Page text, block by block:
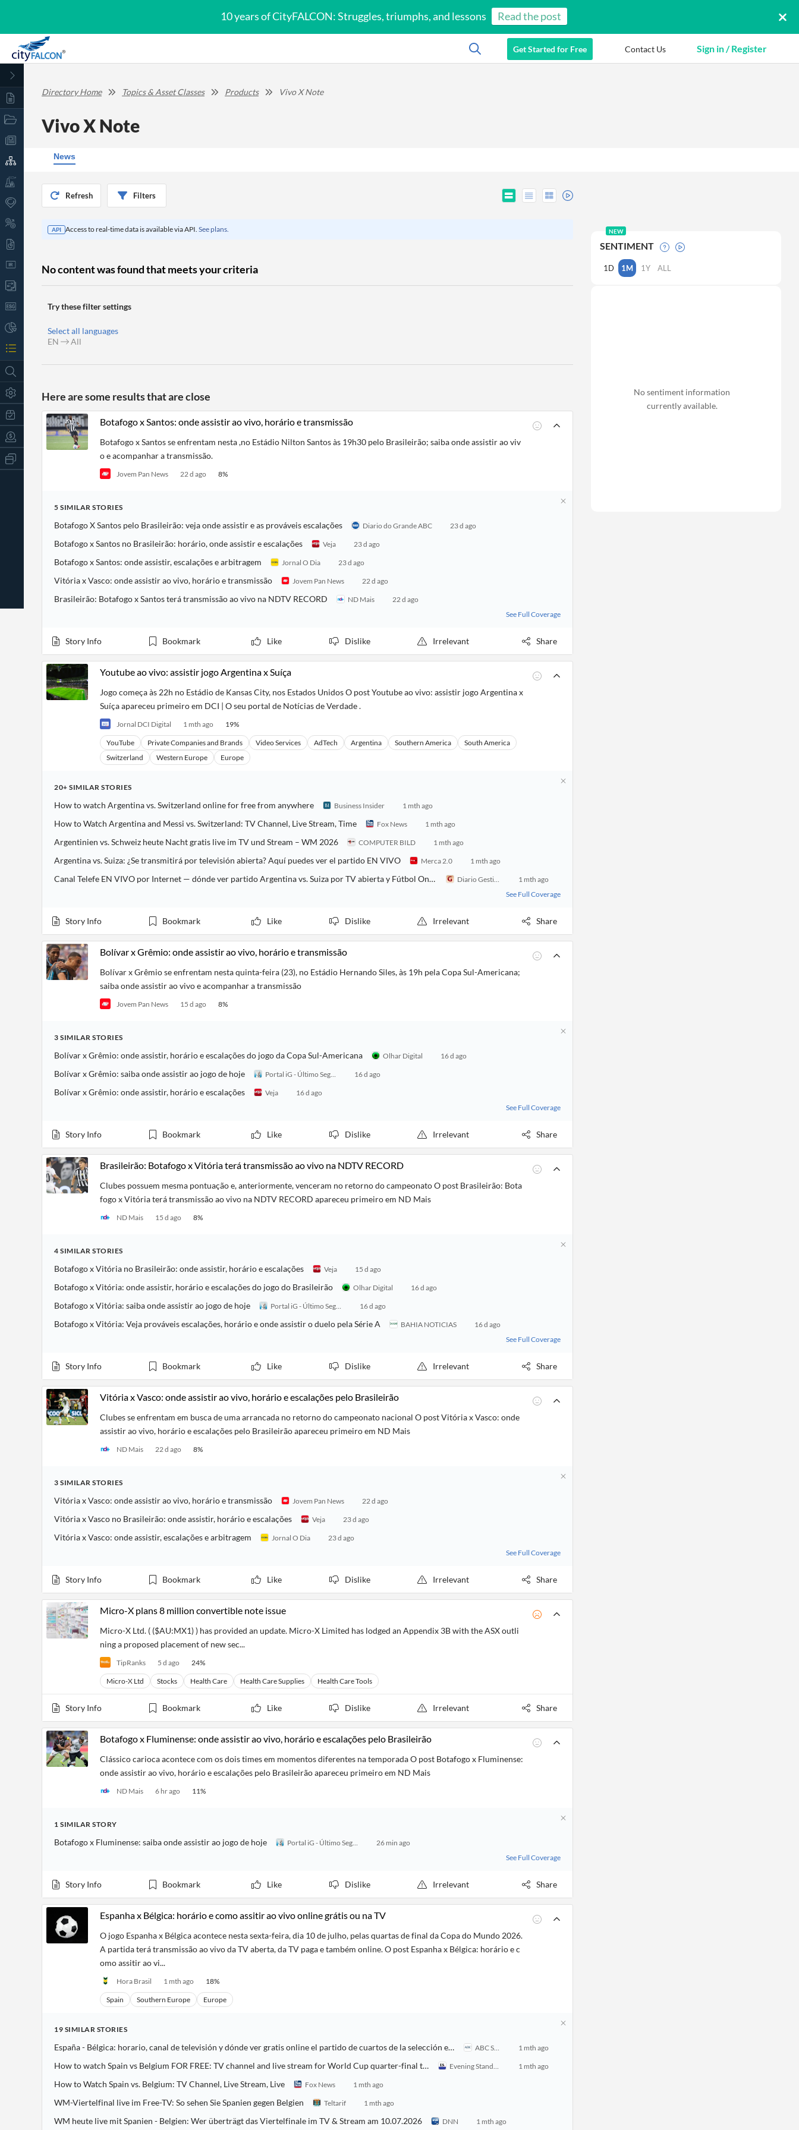
10 years of CityFALCON: Struggles, triumphs, and lessons Read the post
Get Started for Free Contact Us Sign in / Register
Retail
Traders
Daily
News
Solutions
Financial
News
Financial
Entity and
Events
Extraction
with NLP
Extract
and
Financial
MCP
Students,
Academia
Wealth
Managers,
Financial
P2P
Crowdfunding,
VC, PE
Institutional
Investors,
Treasury
Regulatory
Agencies
CityFALCON
Grouping
News
on
Charts
Key
Push
News
Insider
Official
Company
Filings
Investor
Relations
Directory Home Topics & Asset Classes Products Vivo X Note
Vivo X Note
News
Refresh Filters
API Access to real-time data is available via API. See plans.
No content was found that meets your criteria
Try these filter settings
Select all languages
EN
All
Here are some results that are close
Botafogo x Santos: onde assistir ao vivo, horário e transmissão
Botafogo x Santos se enfrentam nesta ,no Estádio Nilton Santos às 19h30 pelo Brasileirão; saiba onde assistir ao viv
o e acompanhar a transmissão.
Jovem Pan News 22 d ago 8%
5 SIMILAR STORIES
Botafogo X Santos pelo Brasileirão: veja onde assistir e as prováveis escalações Diario do Grande ABC 23 d ago
Botafogo x Santos no Brasileirão: horário, onde assistir e escalações Veja 23 d ago
Botafogo x Santos: onde assistir, escalações e arbitragem Jornal O Dia 23 d ago
Vitória x Vasco: onde assistir ao vivo, horário e transmissão Jovem Pan News 22 d ago
Brasileirão: Botafogo x Santos terá transmissão ao vivo na NDTV RECORD ND Mais
22 d ago
See Full Coverage
Story Info Bookmark Like Dislike Irrelevant Share
Youtube ao vivo: assistir jogo Argentina x Suíça
Jogo começa às 22h no Estádio de Kansas City, nos Estados Unidos O post Youtube ao vivo: assistir jogo Argentina x
Suíça apareceu primeiro em DCI | O seu portal de Notícias de Verdade .
Jornal DCI Digital 1 mth ago 19%
YouTube Private Companies and Brands Video Services AdTech Argentina Southern America
South America
Switzerland
Western Europe Europe
20+ SIMILAR STORIES
How to watch Argentina vs. Switzerland online for free from anywhere Business Insider 1 mth ago
How to Watch Argentina and Messi vs. Switzerland: TV Channel, Live Stream, Time Fox News 1 mth ago
Argentinien vs. Schweiz heute Nacht gratis live im TV und Stream – WM 2026 COMPUTER BILD 1 mth ago
Argentina vs. Suiza: ¿Se transmitirá por televisión abierta? Aquí puedes ver el partido EN VIVO Merca 2.0 1 mth ago
Canal Telefe EN VIVO por Internet — dónde ver partido Argentina vs. Suiza por TV abierta y Fútbol Online
1 mth ago
See Full Coverage
Story Info Bookmark Like Dislike Irrelevant Share
Bolívar x Grêmio: onde assistir ao vivo, horário e transmissão
Bolívar x Grêmio se enfrentam nesta quinta-feira (23), no Estádio Hernando Siles, às 19h pela Copa Sul-Americana;
saiba onde assistir ao vivo e acompanhar a transmissão
Jovem Pan News 15 d ago 8%
3 SIMILAR STORIES
Bolívar x Grêmio: onde assistir, horário e escalações do jogo da Copa Sul-Americana Olhar Digital 16 d ago
Bolívar x Grêmio: saiba onde assistir ao jogo de hoje 16 d ago
Bolívar x Grêmio: onde assistir, horário e escalações Veja
16 d ago
See Full Coverage
Story Info Bookmark Like Dislike Irrelevant Share
Brasileirão: Botafogo x Vitória terá transmissão ao vivo na NDTV RECORD
Clubes possuem mesma pontuação e, anteriormente, venceram no retorno do campeonato O post Brasileirão: Bota
fogo x Vitória terá transmissão ao vivo na NDTV RECORD apareceu primeiro em ND Mais
ND Mais 15 d ago 8%
4 SIMILAR STORIES
Botafogo x Vitória no Brasileirão: onde assistir, horário e escalações Veja 15 d ago
Botafogo x Vitória: onde assistir, horário e escalações do jogo do Brasileirão Olhar Digital 16 d ago
Botafogo x Vitória: saiba onde assistir ao jogo de hoje 16 d ago
Botafogo x Vitória: Veja prováveis escalações, horário e onde assistir o duelo pela Série A BAHIA NOTICIAS
16 d ago
See Full Coverage
Story Info Bookmark Like Dislike Irrelevant Share
Vitória x Vasco: onde assistir ao vivo, horário e escalações pelo Brasileirão
Clubes se enfrentam em busca de uma arrancada no retorno do campeonato nacional O post Vitória x Vasco: onde
assistir ao vivo, horário e escalações pelo Brasileirão apareceu primeiro em ND Mais
ND Mais 22 d ago 8%
3 SIMILAR STORIES
Vitória x Vasco: onde assistir ao vivo, horário e transmissão Jovem Pan News 22 d ago
Vitória x Vasco no Brasileirão: onde assistir, horário e escalações Veja 23 d ago
Vitória x Vasco: onde assistir, escalações e arbitragem Jornal O Dia
23 d ago
See Full Coverage
Story Info Bookmark Like Dislike Irrelevant Share
Micro-X plans 8 million convertible note issue
Micro-X Ltd. ( ($AU:MX1) ) has provided an update. Micro-X Limited has lodged an Appendix 3B with the ASX outli
ning a proposed placement of new sec...
TipRanks 5 d ago 24%
Micro-X Ltd Stocks Health Care Health Care Supplies Health Care Tools
Story Info Bookmark Like Dislike Irrelevant Share
Botafogo x Fluminense: onde assistir ao vivo, horário e escalações pelo Brasileirão
Clássico carioca acontece com os dois times em momentos diferentes na temporada O post Botafogo x Fluminense:
onde assistir ao vivo, horário e escalações pelo Brasileirão apareceu primeiro em ND Mais
ND Mais 6 hr ago 11%
1 SIMILAR STORY
Botafogo x Fluminense: saiba onde assistir ao jogo de hoje
26 min ago
See Full Coverage
Story Info Bookmark Like Dislike Irrelevant Share
Espanha x Bélgica: horário e como assitir ao vivo online grátis ou na TV
O jogo Espanha x Bélgica acontece nesta sexta-feira, dia 10 de julho, pelas quartas de final da Copa do Mundo 2026.
A partida terá transmissão ao vivo da TV aberta, da TV paga e também online. O post Espanha x Bélgica: horário e c
omo assitir ao vi...
Hora Brasil 1 mth ago 18%
Spain Southern Europe Europe
19 SIMILAR STORIES
España - Bélgica: horario, canal de televisión y dónde ver gratis online el partido de cuartos de la selección en el Mundial 2026 hoy 1 mth ago
How to watch Spain vs Belgium FOR FREE: TV channel and live stream for World Cup quarter-final today 1 mth ago
How to Watch Spain vs. Belgium: TV Channel, Live Stream, Live Fox News 1 mth ago
WM-Viertelfinal live im Free-TV: So sehen Sie Spanien gegen Belgien Teltarif 1 mth ago
WM heute live mit Spanien - Belgien: Wer überträgt das Viertelfinale im TV & Stream am 10.07.2026 DNN 1 mth ago
NEW
SENTIMENT
1D 1M 1Y ALL
No sentiment information
currently available.